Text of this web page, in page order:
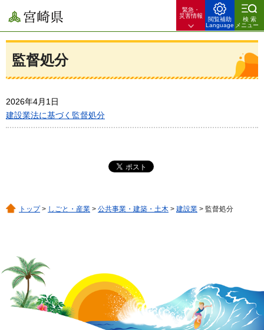
宮崎県
緊急・
災害情報
閲覧補助
Language
検索
メニュー
監督処分
2026年4月1日
建設業法に基づく監督処分
トップ> しごと・産業 > 公共事業・建築・土木 > 建設業 > 監督処分